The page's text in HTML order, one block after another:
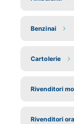
Benzinai
Cartolerie
Rivenditori
Rivenditori